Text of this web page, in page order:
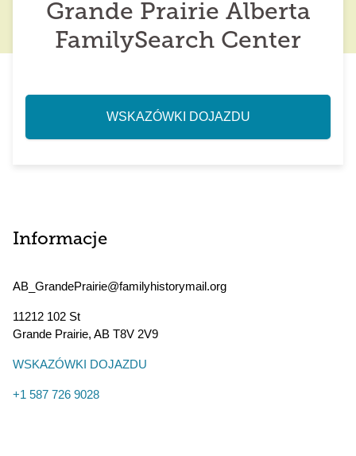
Grande Prairie Alberta
FamilySearch Center
WSKAZÓWKI DOJAZDU
Informacje
AB_GrandePrairie@familyhistorymail.org
11212 102 St
Grande Prairie, AB T8V 2V9
WSKAZÓWKI DOJAZDU
+1 587 726 9028